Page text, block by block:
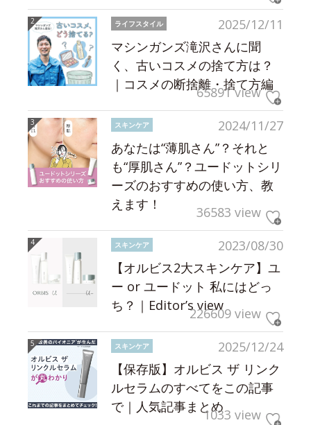
2025/12/11
ライフスタイル
マシンガンズ滝沢さんに聞
く、古いコスメの捨て方は？
｜コスメの断捨離・捨て方編
65891 view
2024/11/27
スキンケア
あなたは“薄肌さん”？それと
も“厚肌さん”？ユードットシリ
ーズのおすすめの使い方、教
えます！
36583 view
2023/08/30
スキンケア
【オルビス2大スキンケア】ユ
ー or ユードット 私にはどっ
ち？｜Editor’s view226609 view
2025/12/24
スキンケア
【保存版】オルビス ザ リンク
ルセラムのすべてをこの記事
で｜人気記事まとめ1033 view